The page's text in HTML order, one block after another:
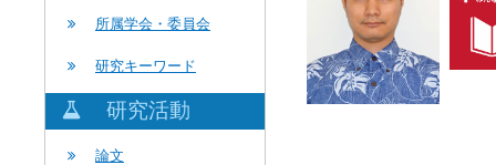
所属学会・委員会
研究キーワード
研究活動
論文